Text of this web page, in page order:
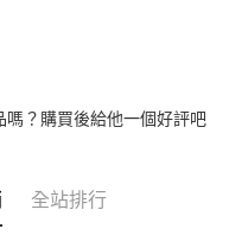
嗎？購買後給他一個好評吧
全站排行